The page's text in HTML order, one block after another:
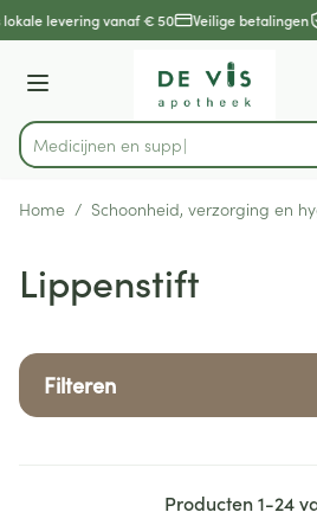
Ga naar de inhoud
1 van 1
levering vanaf € 50 Veilige betalingen
Menu
Product, merk, categorie...
Me
Home / Schoonheid, verzorging en
Lippenstift
Filteren
Producten1-24